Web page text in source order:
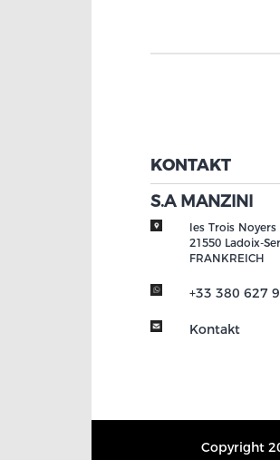
KONTAKT
S.A MANZINI
les Trois Noyers
21550 Ladoix-
FRANKREICH
+33 380 627
Kontakt
Copyright